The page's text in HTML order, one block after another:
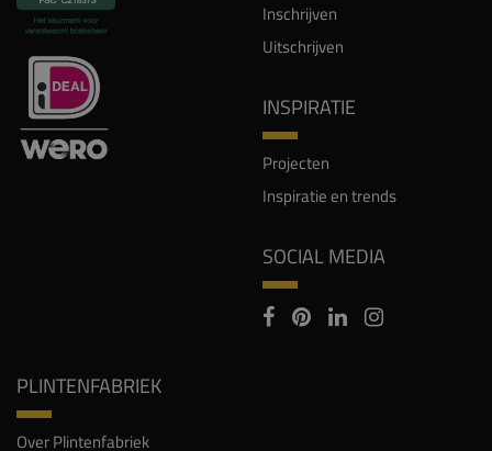
Inschrijven
Uitschrijven
INSPIRATIE
Projecten
Inspiratie en trends
SOCIAL MEDIA
PLINTENFABRIEK
Over Plintenfabriek